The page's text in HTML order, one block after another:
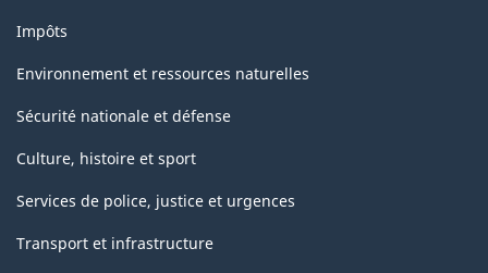
Impôts
Environnement et ressources naturelles
Sécurité nationale et défense
Culture, histoire et sport
Services de police, justice et urgences
Transport et infrastructure